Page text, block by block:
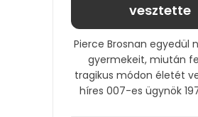
vesztette
Pierce Brosnan egyedül
gyermekeit, miután
tragikus módon életét
híres 007-es ügynök